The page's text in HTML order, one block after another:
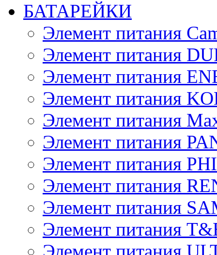
БАТАРЕЙКИ
Элемент питания
Элемент питания
Элемент питания
Элемент питания
Элемент питания
Элемент питания
Элемент питания
Элемент питания
Элемент питания
Элемент питания